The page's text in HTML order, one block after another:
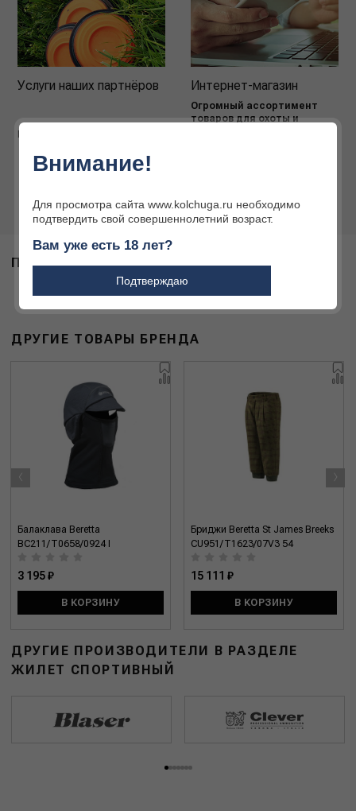
Услуги наших партнёров Интернет-магазин
Огромный ассортимент
товаров для охоты и
ПОХОЖИЕ ТОВАРЫ
ДРУГИЕ ТОВАРЫ БРЕНДА
Балаклава Beretta
BC211/T0658/0924 I
3 195 ₽
В КОРЗИНУ
Бриджи Beretta St James Breeks
CU951/T1623/07V3 54
15 111 ₽
В КОРЗИНУ
‹ ›
ДРУГИЕ ПРОИЗВОДИТЕЛИ В РАЗДЕЛЕ
ЖИЛЕТ СПОРТИВНЫЙ
Внимание!
Для просмотра сайта www.kolchuga.ru необходимо
подтвердить свой совершеннолетний возраст.
Вам уже есть 18 лет?
Подтверждаю